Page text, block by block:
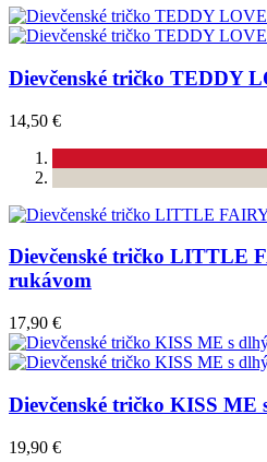
Dievčenské tričko TEDDY
14,50 €
Dievčenské tričko LITTLE
rukávom
17,90 €
Dievčenské tričko KISS ME
19,90 €